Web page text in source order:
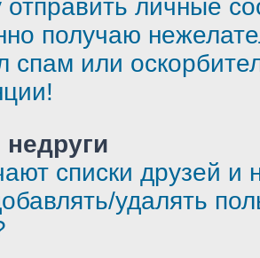
отправить личные
получаю
спам или
списки друзей и
удалять